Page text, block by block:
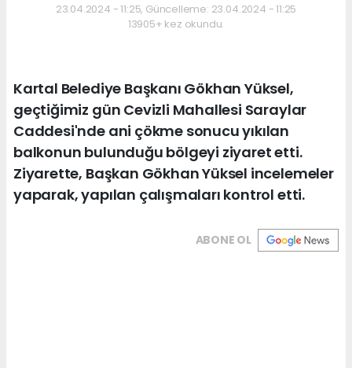
23.04.2024 - 11:25, Güncelleme: 23.04.2024 - 11:25
13905+ kez okundu.
Kartal Belediye Başkanı Gökhan Yüksel,
geçtiğimiz gün Cevizli Mahallesi Saraylar
Caddesi'nde ani çökme sonucu yıkılan
balkonun bulunduğu bölgeyi ziyaret etti.
Ziyarette, Başkan Gökhan Yüksel incelemeler
yaparak, yapılan çalışmaları kontrol etti.
ABONE OL